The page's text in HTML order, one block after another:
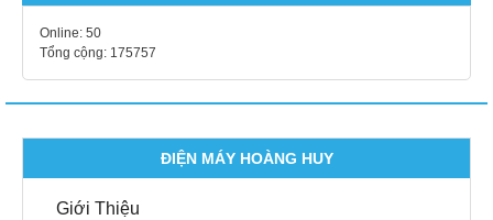
Online: 50
Tổng cộng: 175757
ĐIỆN MÁY HOÀNG HUY
Giới Thiệu